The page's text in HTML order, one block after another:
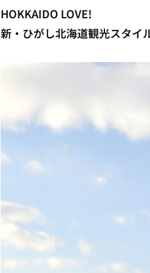
HOKKAIDO LOVE!
新・ひがし北海道観光スタイ